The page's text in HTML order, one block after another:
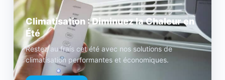
Climatisation : Diminuez la Chaleur en
Été
Restez au frais cet été avec nos solutions de
climatisation performantes et économiques.